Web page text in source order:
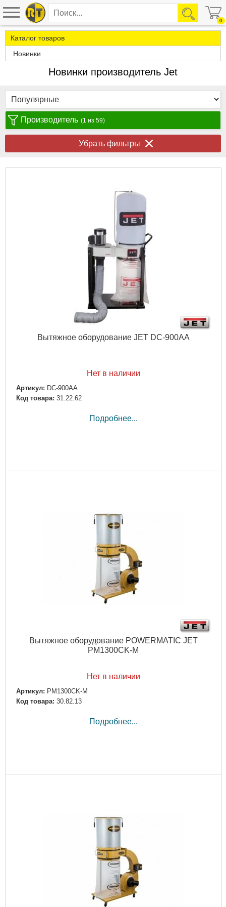
0
Каталог товаров
Новинки
Новинки производитель Jet
Производитель (1 из 59)
Убрать фильтры
Вытяжное оборудование JET DC-900AA
Нет в наличии
Артикул: DC-900AA
Код товара: 31.22.62
Подробнее...
Вытяжное оборудование POWERMATIC JET
PM1300CK-M
Нет в наличии
Артикул: PM1300CK-M
Код товара: 30.82.13
Подробнее...